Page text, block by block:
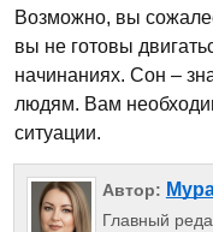
Возможно, вы
вы не готовы
начинаниях. Сон –
людям. Вам
ситуации.
Автор:
Главный